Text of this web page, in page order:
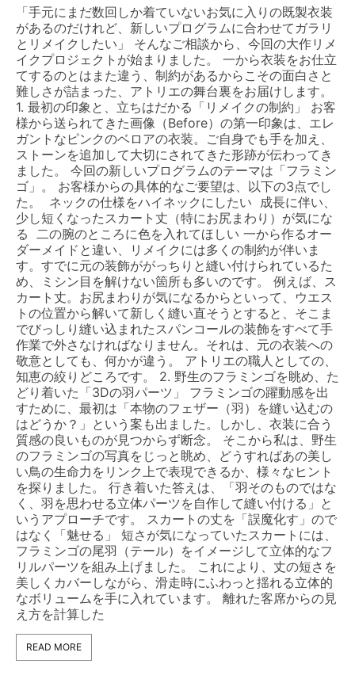
「手元にまだ数回しか着ていないお気に入りの既製衣装
があるのだけれど、新しいプログラムに合わせてガラリ
とリメイクしたい」 そんなご相談から、今回の大作リメ
イクプロジェクトが始まりました。 一から衣装をお仕立
てするのとはまた違う、制約があるからこその面白さと
難しさが詰まった、アトリエの舞台裏をお届けします。
1. 最初の印象と、立ちはだかる「リメイクの制約」 お客
様から送られてきた画像（Before）の第一印象は、エレ
ガントなピンクのベロアの衣装。ご自身でも手を加え、
ストーンを追加して大切にされてきた形跡が伝わってき
ました。 今回の新しいプログラムのテーマは「フラミン
ゴ」。 お客様からの具体的なご要望は、以下の3点でし
た。 ネックの仕様をハイネックにしたい 成長に伴い、
少し短くなったスカート丈（特にお尻まわり）が気にな
る 二の腕のところに色を入れてほしい 一から作るオー
ダーメイドと違い、リメイクには多くの制約が伴いま
す。すでに元の装飾ががっちりと縫い付けられているた
め、ミシン目を解けない箇所も多いのです。 例えば、ス
カート丈。お尻まわりが気になるからといって、ウエス
トの位置から解いて新しく縫い直そうとすると、そこま
でびっしり縫い込まれたスパンコールの装飾をすべて手
作業で外さなければなりません。それは、元の衣装への
敬意としても、何かが違う。 アトリエの職人としての、
知恵の絞りどころです。 2. 野生のフラミンゴを眺め、た
どり着いた「3Dの羽パーツ」 フラミンゴの躍動感を出
すために、最初は「本物のフェザー（羽）を縫い込むの
はどうか？」という案も出ました。しかし、衣装に合う
質感の良いものが見つからず断念。 そこから私は、野生
のフラミンゴの写真をじっと眺め、どうすればあの美し
い鳥の生命力をリンク上で表現できるか、様々なヒント
を探りました。 行き着いた答えは、「羽そのものではな
く、羽を思わせる立体パーツを自作して縫い付ける」と
いうアプローチです。 スカートの丈を「誤魔化す」ので
はなく「魅せる」 短さが気になっていたスカートには、
フラミンゴの尾羽（テール）をイメージして立体的なフ
リルパーツを組み上げました。 これにより、丈の短さを
美しくカバーしながら、滑走時にふわっと揺れる立体的
なボリュームを手に入れています。 離れた客席からの見
え方を計算した
READ MORE